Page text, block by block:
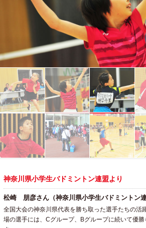
神奈川県小学生バドミントン連盟より
松崎 朋彦さん（神奈川県小学生バドミントン連
全国大会の神奈川県代表を勝ち取った選手たちの活
場の選手には、Cグループ、Bグループに続いて優